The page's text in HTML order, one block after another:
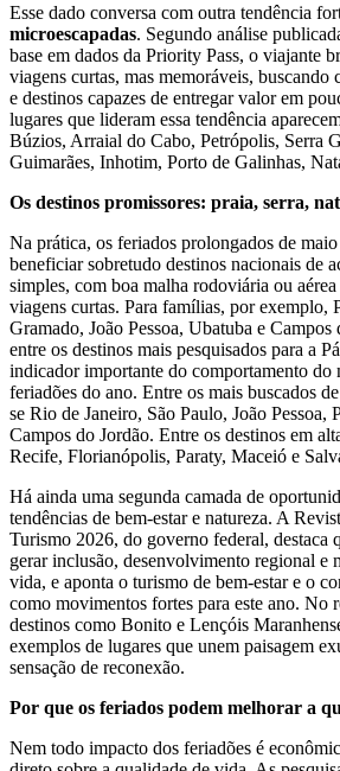
Esse dado conversa com outra tendência
microescapadas. Segundo análise
base em dados da Priority Pass, o viajante
viagens curtas, mas memoráveis, buscando
e destinos capazes de entregar valor em
lugares que lideram essa tendência
Búzios, Arraial do Cabo, Petrópolis, Serra
Guimarães, Inhotim, Porto de Galinhas,
Os destinos promissores: praia, serra,
Na prática, os feriados prolongados de
beneficiar sobretudo destinos nacionais de
simples, com boa malha rodoviária ou
viagens curtas. Para famílias, por exemplo,
Gramado, João Pessoa, Ubatuba e Campos
entre os destinos mais pesquisados para a
indicador importante do comportamento do
feriadões do ano. Entre os mais buscados
se Rio de Janeiro, São Paulo, João Pessoa,
Campos do Jordão. Entre os destinos em
Recife, Florianópolis, Paraty, Maceió e
Há ainda uma segunda camada de
tendências de bem-estar e natureza. A
Turismo 2026, do governo federal, destaca
gerar inclusão, desenvolvimento regional e
vida, e aponta o turismo de bem-estar e o
como movimentos fortes para este ano. No
destinos como Bonito e Lençóis
exemplos de lugares que unem paisagem
sensação de reconexão.
Por que os feriados podem melhorar a
Nem todo impacto dos feriadões é